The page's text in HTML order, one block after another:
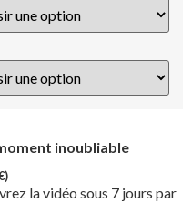
inoubliable
)
la vidéo sous 7 jours par